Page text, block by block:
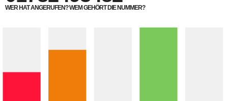
WER HAT ANGERUFEN? WEM GEHÖRT DIE NUMMER?